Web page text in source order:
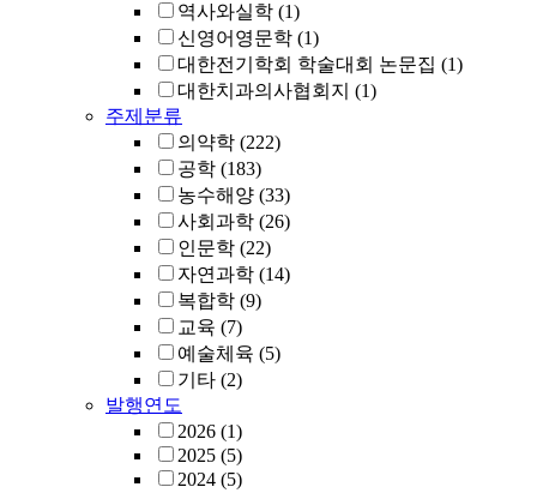
역사와실학 (1)
신영어영문학 (1)
대한전기학회 학술대회 논문집 (1)
대한치과의사협회지 (1)
주제분류
의약학 (222)
공학 (183)
농수해양 (33)
사회과학 (26)
인문학 (22)
자연과학 (14)
복합학 (9)
교육 (7)
예술체육 (5)
기타 (2)
발행연도
2026 (1)
2025 (5)
2024 (5)